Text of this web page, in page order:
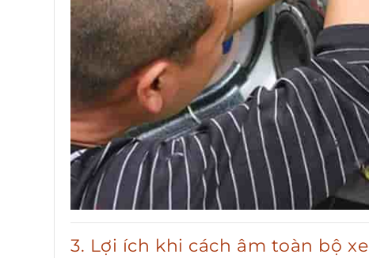
3. Lợi ích khi cách âm toàn bộ xe